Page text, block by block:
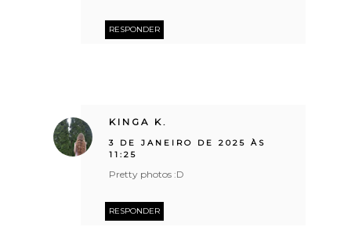
RESPONDER
KINGA K.
3 DE JANEIRO DE 2025 ÀS
11:25
Pretty photos :D
RESPONDER